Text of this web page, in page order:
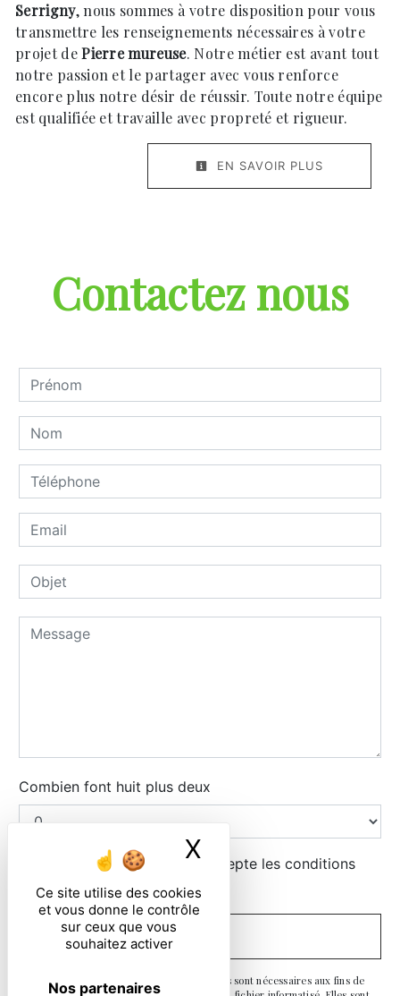
Ce site utilise des cookies
et vous donne le contrôle
sur ceux que vous
souhaitez activer
Nos partenaires
X Masquer le
Serrigny, nous sommes à votre disposition pour vous
transmettre les renseignements nécessaires à votre
projet dePierre mureuse. Notre métier est avant tout
notre passion et le partager avec vous renforce
encore plus notre désir de réussir. Toute notre équipe
est qualifiée et travaille avec propreté et rigueur.
EN SAVOIR PLUS
Contactez nous
Combien font huit plus deux
En cochant cette case, j'accepte les conditions
particulières ci-dessous **
ENVOYER
** Les données personnelles communiquées sont nécessaires aux fins de